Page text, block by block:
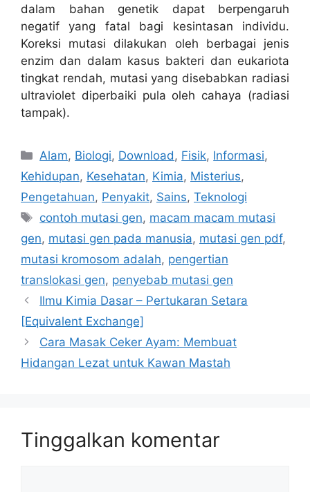
dalam bahan genetik dapat berpengaruh
negatif yang fatal bagi kesintasan individu.
Koreksi mutasi dilakukan oleh berbagai jenis
enzim dan dalam kasus bakteri dan eukariota
tingkat rendah, mutasi yang disebabkan radiasi
ultraviolet diperbaiki pula oleh cahaya (radiasi
tampak).
Kategori
Alam, Biologi, Download, Fisik, Informasi,
Kehidupan, Kesehatan, Kimia, Misterius,
Pengetahuan, Penyakit, Sains, Teknologi
Tag
contoh mutasi gen, macam macam mutasi
gen, mutasi gen pada manusia, mutasi gen pdf,
mutasi kromosom adalah, pengertian
translokasi gen, penyebab mutasi gen
Ilmu Kimia Dasar – Pertukaran Setara
[Equivalent Exchange]
Cara Masak Ceker Ayam: Membuat
Hidangan Lezat untuk Kawan Mastah
Tinggalkan komentar